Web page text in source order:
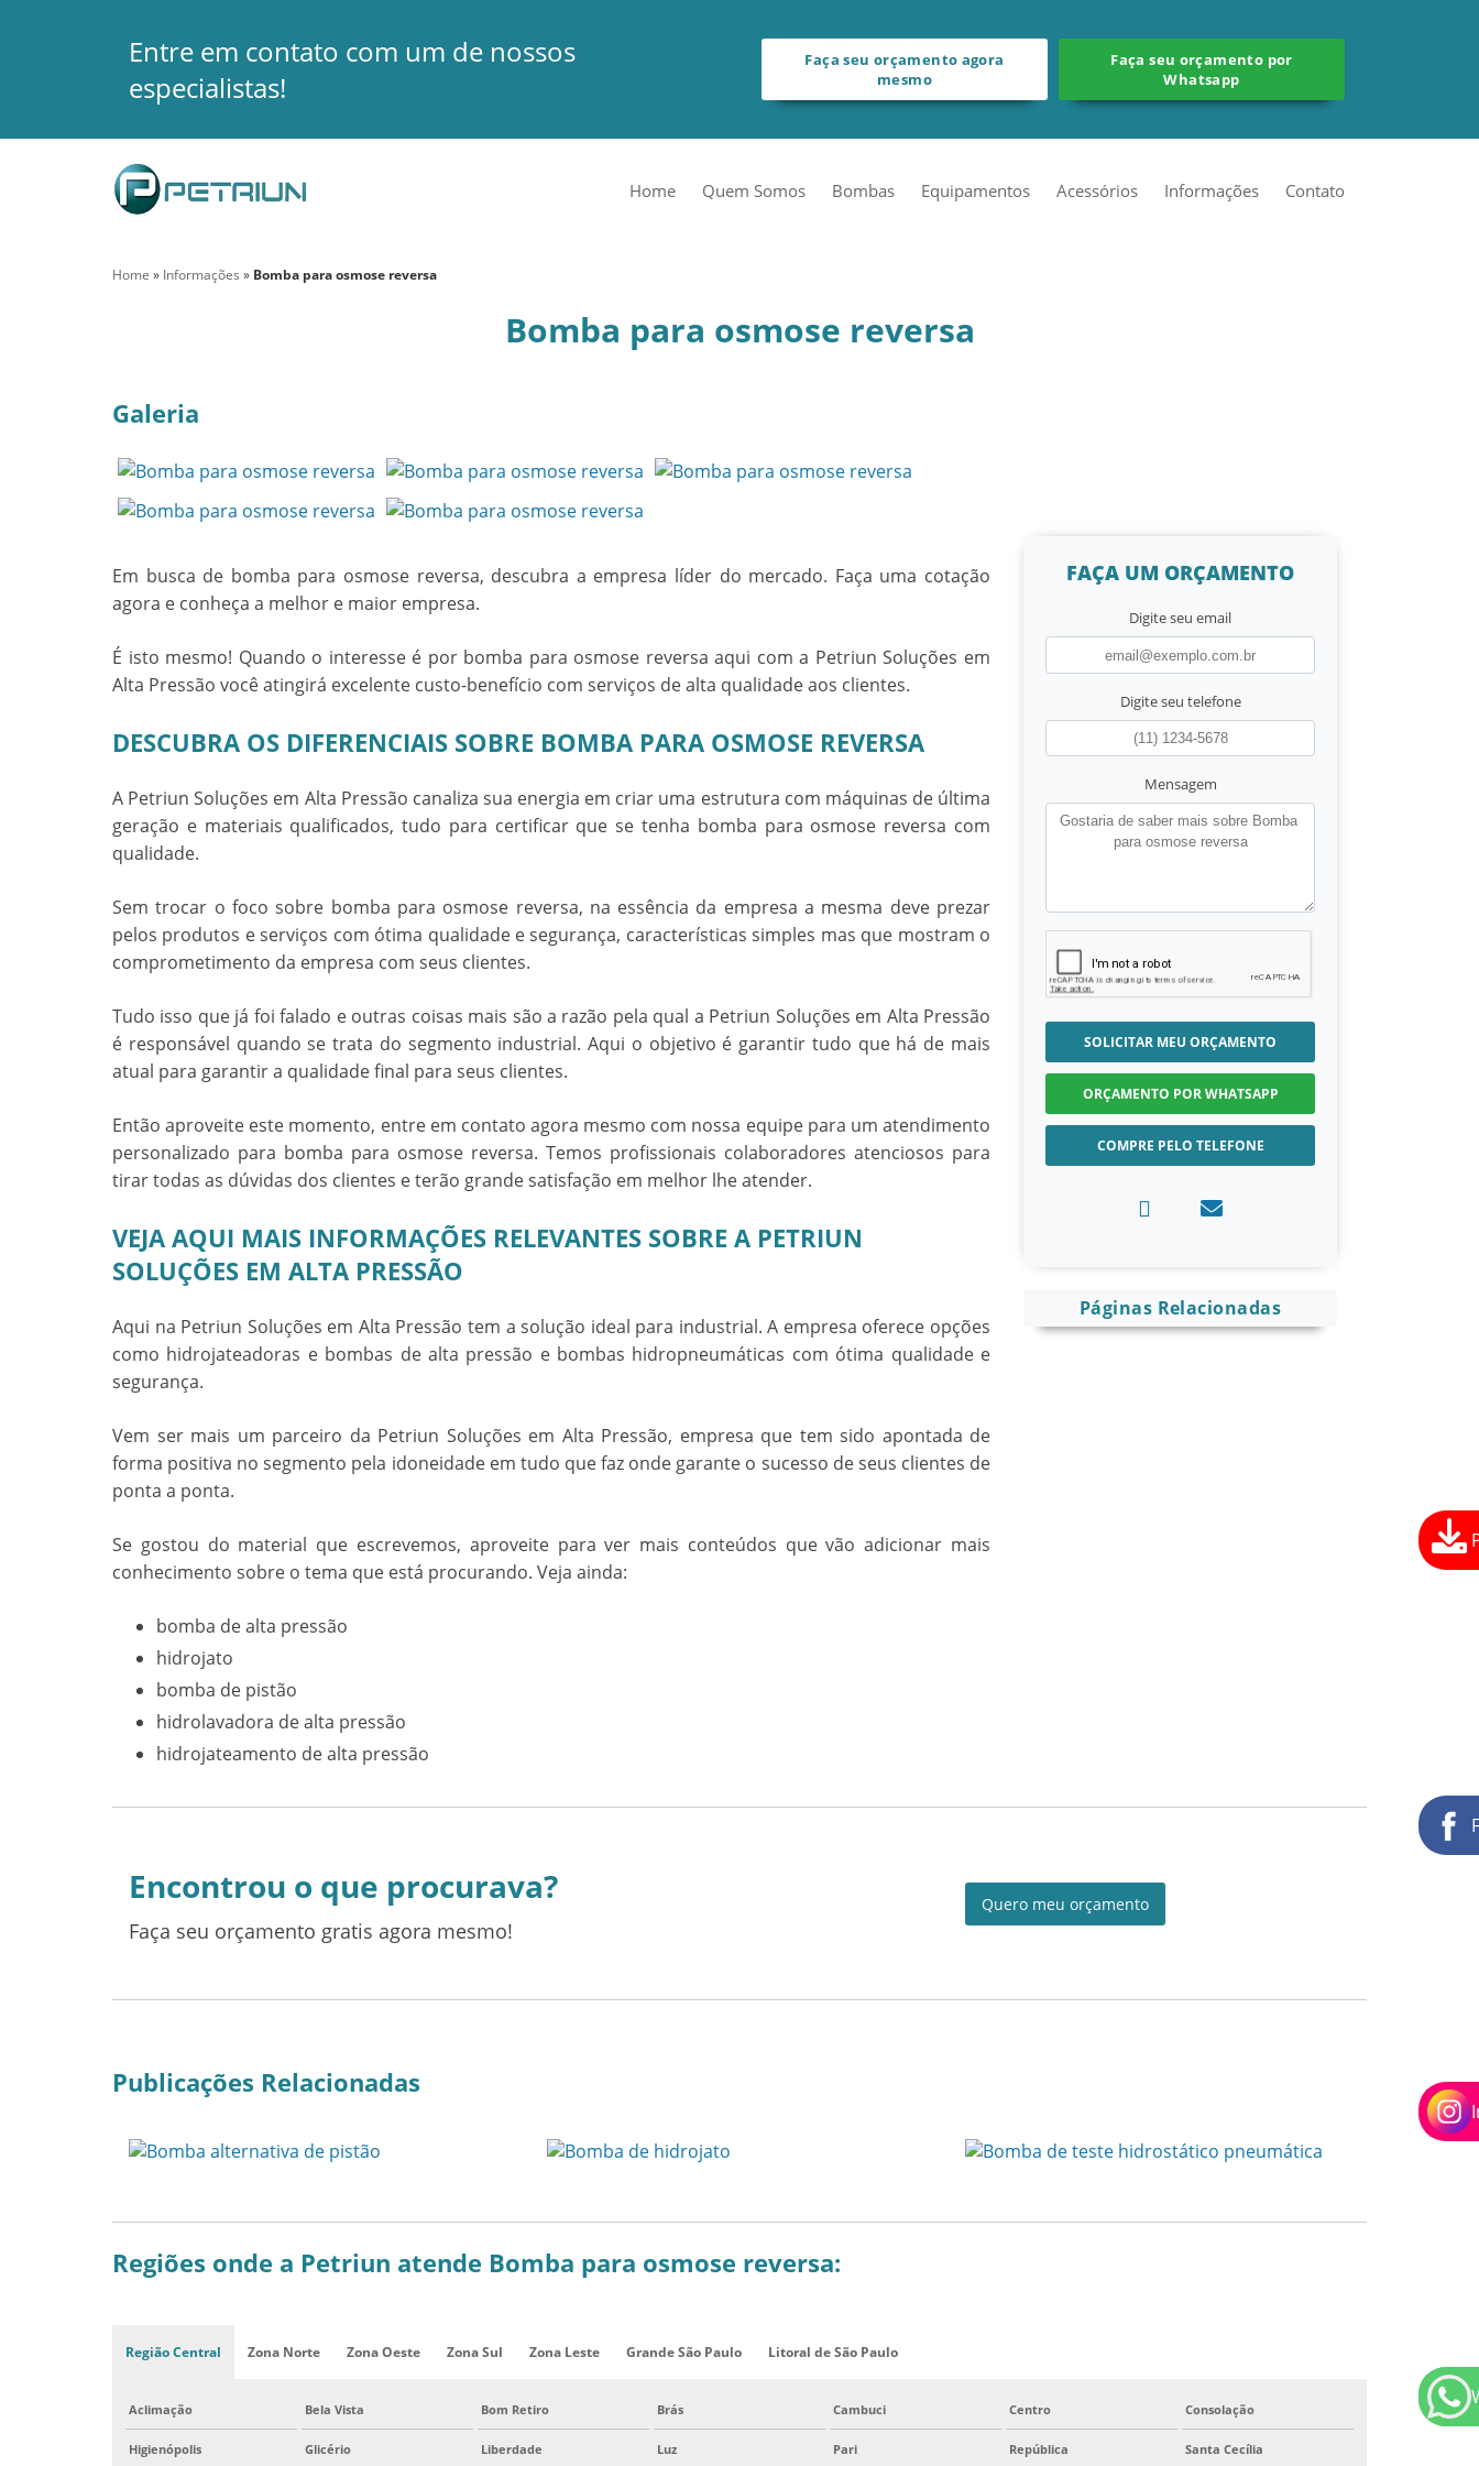
Entre em contato com um de nossos
especialistas!
Faça seu orçamento agora
mesmo
Faça seu orçamento por
Whatsapp
Home Quem Somos Bombas Equipamentos Acessórios Informações Contato
Home » Informações » Bomba para osmose reversa
Bomba para osmose reversa
Galeria
Em busca de bomba para osmose reversa, descubra a empresa líder do mercado. Faça uma cotação
agora e conheça a melhor e maior empresa.
É isto mesmo! Quando o interesse é por bomba para osmose reversa aqui com a Petriun Soluções em
Alta Pressão você atingirá excelente custo-benefício com serviços de alta qualidade aos clientes.
DESCUBRA OS DIFERENCIAIS SOBRE BOMBA PARA OSMOSE REVERSA
A Petriun Soluções em Alta Pressão canaliza sua energia em criar uma estrutura com máquinas de última
geração e materiais qualificados, tudo para certificar que se tenha bomba para osmose reversa com
qualidade.
Sem trocar o foco sobre bomba para osmose reversa, na essência da empresa a mesma deve prezar
pelos produtos e serviços com ótima qualidade e segurança, características simples mas que mostram o
comprometimento da empresa com seus clientes.
Tudo isso que já foi falado e outras coisas mais são a razão pela qual a Petriun Soluções em Alta Pressão
é responsável quando se trata do segmento industrial. Aqui o objetivo é garantir tudo que há de mais
atual para garantir a qualidade final para seus clientes.
Então aproveite este momento, entre em contato agora mesmo com nossa equipe para um atendimento
personalizado para bomba para osmose reversa. Temos profissionais colaboradores atenciosos para
tirar todas as dúvidas dos clientes e terão grande satisfação em melhor lhe atender.
VEJA AQUI MAIS INFORMAÇÕES RELEVANTES SOBRE A PETRIUN
SOLUÇÕES EM ALTA PRESSÃO
Aqui na Petriun Soluções em Alta Pressão tem a solução ideal para industrial. A empresa oferece opções
como hidrojateadoras e bombas de alta pressão e bombas hidropneumáticas com ótima qualidade e
segurança.
Vem ser mais um parceiro da Petriun Soluções em Alta Pressão, empresa que tem sido apontada de
forma positiva no segmento pela idoneidade em tudo que faz onde garante o sucesso de seus clientes de
ponta a ponta.
Se gostou do material que escrevemos, aproveite para ver mais conteúdos que vão adicionar mais
conhecimento sobre o tema que está procurando. Veja ainda:
bomba de alta pressão
hidrojato
bomba de pistão
hidrolavadora de alta pressão
hidrojateamento de alta pressão
FAÇA UM ORÇAMENTO
Digite seu email
Digite seu telefone
Mensagem
SOLICITAR MEU ORÇAMENTO
ORÇAMENTO POR WHATSAPP
COMPRE PELO TELEFONE
Páginas Relacionadas
Encontrou o que procurava?
Faça seu orçamento gratis agora mesmo!
Quero meu orçamento
Publicações Relacionadas
Regiões onde a Petriun atende Bomba para osmose reversa:
Região Central Zona Norte Zona Oeste Zona Sul Zona Leste Grande São Paulo Litoral de São Paulo
Aclimação Bela Vista Bom Retiro Brás Cambuci Centro Consolação
Higienópolis Glicério Liberdade Luz Pari República Santa Cecília